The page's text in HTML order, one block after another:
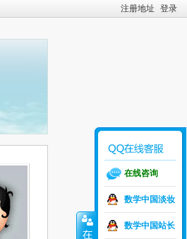
注册地址 登录
在线咨询
数学中国淡妆
数学中国站长